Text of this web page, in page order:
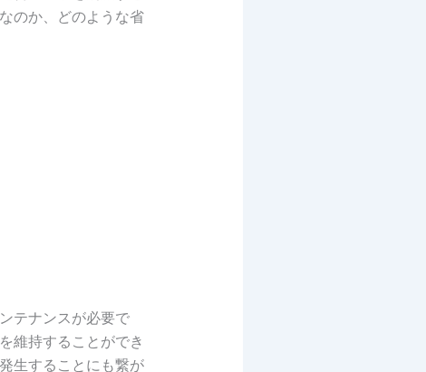
のか、どのような省
テナンスが必要で
維持することができ
生することにも繋が